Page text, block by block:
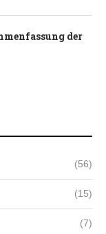
der
(56)
(15)
(7)